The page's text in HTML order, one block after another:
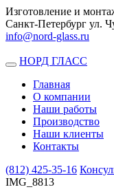
Изготовление и
Санкт-Петербург ул.
info@nord-glass.ru
Toggle
navigation
НОРД ГЛАСС
Главная
О компании
Наши работы
Производство
Наши клиенты
Контакты
(812) 425-35-16
IMG_8813